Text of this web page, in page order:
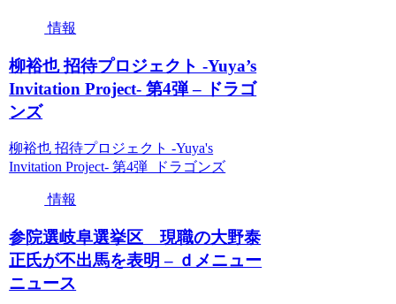
情報
柳裕也 招待プロジェクト -Yuya’s
Invitation Project- 第4弾 – ドラゴ
ンズ
柳裕也 招待プロジェクト -Yuya's
Invitation Project- 第4弾 ドラゴンズ
情報
参院選岐阜選挙区 現職の大野泰
正氏が不出馬を表明 – ｄメニュー
ニュース